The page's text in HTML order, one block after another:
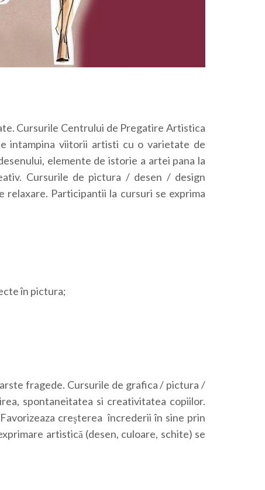
Cursurile Centrului de Pregatire Artistica
intampina viitorii artisti cu o varietate de
elemente de istorie a artei pana la
Cursurile de pictura / desen / design
Participantii la cursuri se exprima
în pictura;
fragede. Cursurile de grafica / pictura /
spontaneitatea si creativitatea copiilor.
creşterea încrederii în sine prin
artistică (desen, culoare, schite) se